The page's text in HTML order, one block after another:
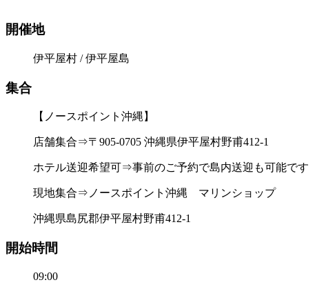
開催地
伊平屋村 / 伊平屋島
集合
【ノースポイント沖縄】
店舗集合⇒〒905-0705 沖縄県伊平屋村野甫412-1
ホテル送迎希望可⇒事前のご予約で島内送迎も可能です
現地集合⇒ノースポイント沖縄 マリンショップ
沖縄県島尻郡伊平屋村野甫412-1
開始時間
09:00